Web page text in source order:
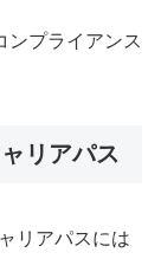
ンプライアンス
リアパス
リアパスには